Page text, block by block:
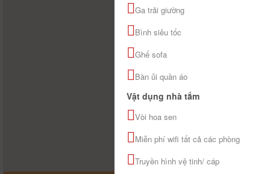
Ga trải giường
Bình siêu tốc
Ghế sofa
Bàn ủi quần áo
Vật dụng nhà tắm
Vòi hoa sen
Miễn phí wifi tất cả các phòng
Truyền hình vệ tinh/ cáp